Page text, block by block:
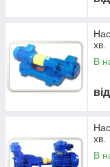
хв.
В
від
хв.
В